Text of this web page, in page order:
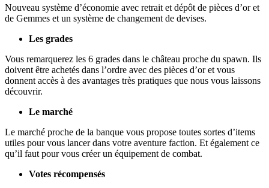
Nouveau système d’économie avec retrait et dépôt de pièces d’or et
de Gemmes et un système de changement de devises.
Les grades
Vous remarquerez les 6 grades dans le château proche du spawn. Ils
doivent être achetés dans l’ordre avec des pièces d’or et vous
donnent accès à des avantages très pratiques que nous vous laissons
découvrir.
Le marché
Le marché proche de la banque vous propose toutes sortes d’items
utiles pour vous lancer dans votre aventure faction. Et également ce
qu’il faut pour vous créer un équipement de combat.
Votes récompensés